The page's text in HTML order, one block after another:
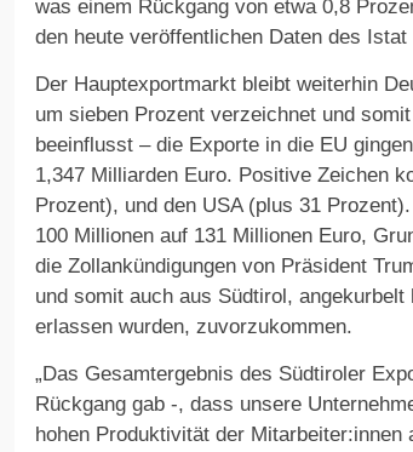
was einem Rückgang von etwa 0,8
den heute veröffentlichen Daten des Istat
Der Hauptexportmarkt bleibt weiterhin
um sieben Prozent verzeichnet und
beeinflusst – die Exporte in die EU
1,347 Milliarden Euro. Positive Zeichen
Prozent), und den USA (plus 31
100 Millionen auf 131 Millionen Euro,
die Zollankündigungen von Präsident
und somit auch aus Südtirol,
erlassen wurden, zuvorzukommen.
„Das Gesamtergebnis des Südtiroler
Rückgang gab -, dass unsere
hohen Produktivität der